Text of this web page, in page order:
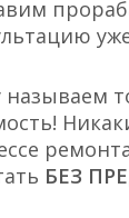
называем
БЕЗ